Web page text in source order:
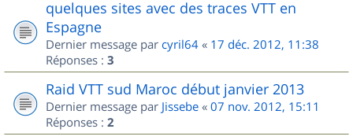
quelques sites avec des traces VTT en
Espagne
Dernier message par cyril64 « 17 déc. 2012, 11:38
Réponses : 3
Raid VTT sud Maroc début janvier 2013
Dernier message par Jissebe « 07 nov. 2012, 15:11
Réponses : 2